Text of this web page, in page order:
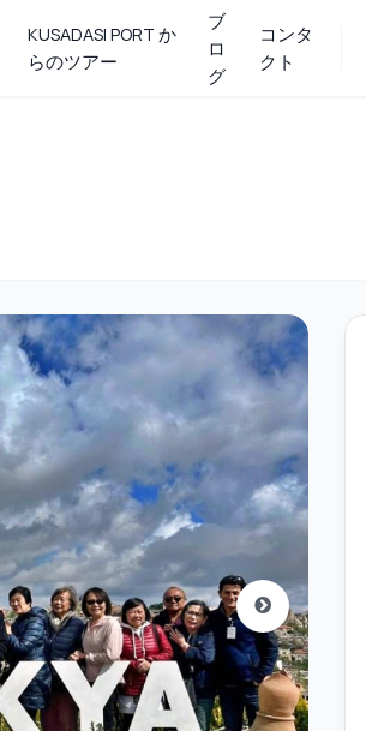
KUSADASI PORT か
らのツアー
ブ
ロ
グ
コンタ
クト